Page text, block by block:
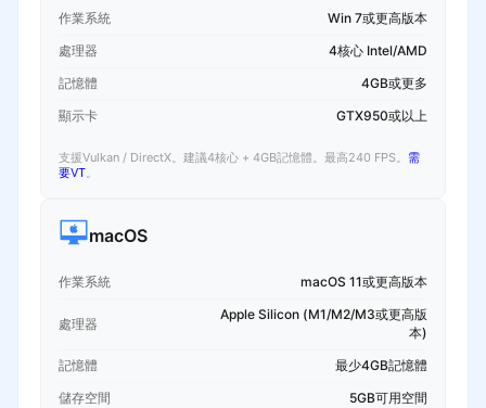
作業系統
Win 7或更高版本
處理器
4核心 Intel/AMD
記憶體
4GB或更多
顯示卡
GTX950或以上
支援Vulkan / DirectX。建議4核心 + 4GB記憶體。最高240 FPS。 需
要VT。
macOS
作業系統 macOS 11或更高版本
處理器
Apple Silicon (M1/M2/M3或更高版
本)
記憶體
最少4GB記憶體
儲存空間
5GB可用空間